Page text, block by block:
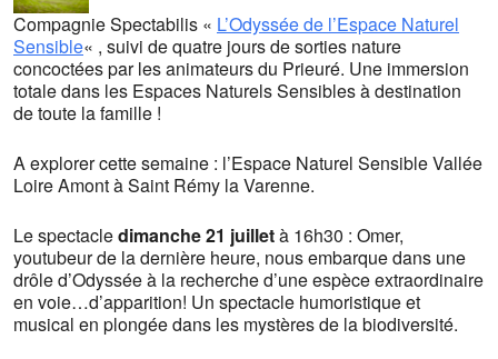
Compagnie Spectabilis « L’Odyssée de l’Espace Naturel
Sensible« , suivi de quatre jours de sorties nature
concoctées par les animateurs du Prieuré. Une immersion
totale dans les Espaces Naturels Sensibles à destination
de toute la famille !
A explorer cette semaine : l’Espace Naturel Sensible Vallée
Loire Amont à Saint Rémy la Varenne.
Le spectacledimanche 21 juilletà 16h30 : Omer,
youtubeur de la dernière heure, nous embarque dans une
drôle d’Odyssée à la recherche d’une espèce extraordinaire
en voie…d’apparition! Un spectacle humoristique et
musical en plongée dans les mystères de la biodiversité.